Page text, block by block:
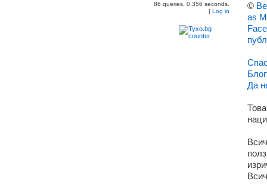
86 queries. 0.356 seconds.
| Log in
©
as
Да